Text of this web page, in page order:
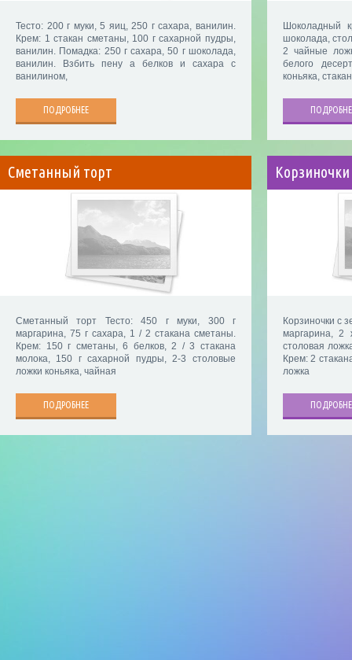
Тесто: 200 г муки, 5 яиц, 250 г сахара, ванилин.
Крем: 1 стакан сметаны, 100 г сахарной пудры,
ванилин. Помадка: 250 г сахара, 50 г шоколада,
ванилин. Взбить пену а белков и сахара с
ванилином,
ПОДРОБНЕЕ
Шоколадный
шоколада,
2 чайные
белого
коньяка,
Сметанный торт
Сметанный торт Тесто: 450 г муки, 300 г
маргарина, 75 г сахара, 1 / 2 стакана сметаны.
Крем: 150 г сметаны, 6 белков, 2 / 3 стакана
молока, 150 г сахарной пудры, 2-3 столовые
ложки коньяка, чайная
ПОДРОБНЕЕ
Корзиночки с
маргарина, 2
столовая
Крем: 2
ложка